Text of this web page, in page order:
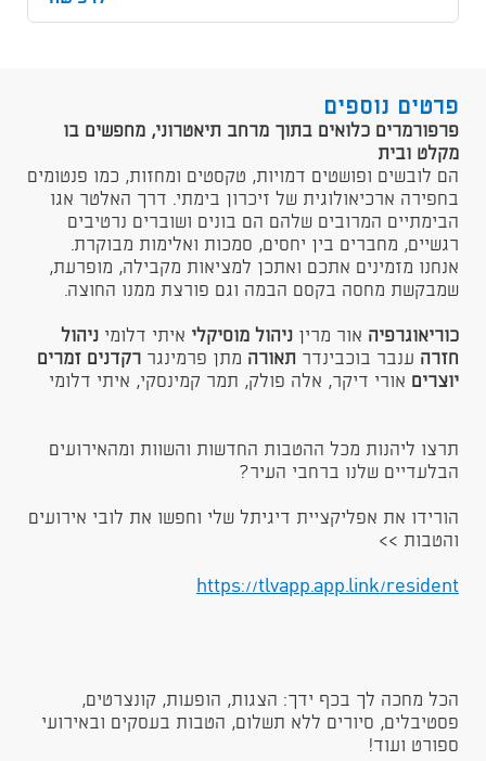
פרטים נוספים
פרפורמרים כלואים בתוך מרחב תיאטרוני, מחפשים בו
מקלט ובית
הם לובשים ופושטים דמויות, טקסטים ומחזות, כמו פנטומים
בחפירה ארכיאולוגית של זיכרון בימתי. דרך האלטר אגו
הבימתיים המרובים שלהם הם בונים ושוברים נרטיבים
רגשיים, מחברים בין יחסים, סמכות ואלימות מבוקרת.
אנחנו מזמינים אתכם ואתכן למציאות מקבילה, מופרעת,
שמבקשת מחסה בקסם הבמה וגם פורצת ממנו החוצה.
כוריאוגרפיה אור מרין ניהול מוסיקלי איתי דלומי ניהול
חזרה ענבר בוכבינדר תאורה מתן פרמינגר רקדנים זמרים
יוצרים אורי דיקר, אלה פולק, תמר קמינסקי, איתי דלומי
תרצו ליהנות מכל ההטבות החדשות והשוות ומהאירועים
הבלעדיים שלנו ברחבי העיר?
הורידו את אפליקציית דיגיתל שלי וחפשו את לובי אירועים
והטבות >>
https://tlvapp.app.link/resident​​
הכל מחכה לך בכף ידך: הצגות, הופעות, קונצרטים,
פסטיבלים, סיורים ללא תשלום, הטבות בעסקים ובאירועי
ספורט ועוד!